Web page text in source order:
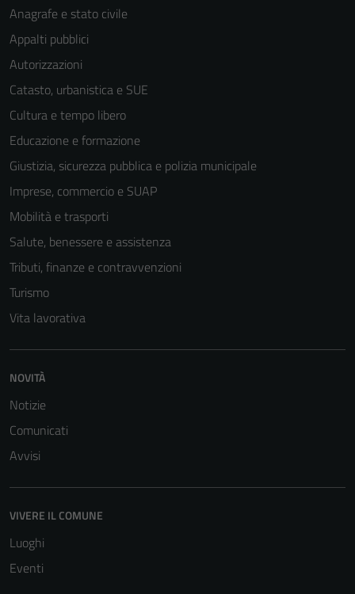
Anagrafe e stato civile
Appalti pubblici
Autorizzazioni
Catasto, urbanistica e SUE
Cultura e tempo libero
Educazione e formazione
Giustizia, sicurezza pubblica e polizia municipale
Imprese, commercio e SUAP
Mobilità e trasporti
Salute, benessere e assistenza
Tributi, finanze e contravvenzioni
Turismo
Vita lavorativa
NOVITÀ
Notizie
Comunicati
Avvisi
VIVERE IL COMUNE
Luoghi
Eventi